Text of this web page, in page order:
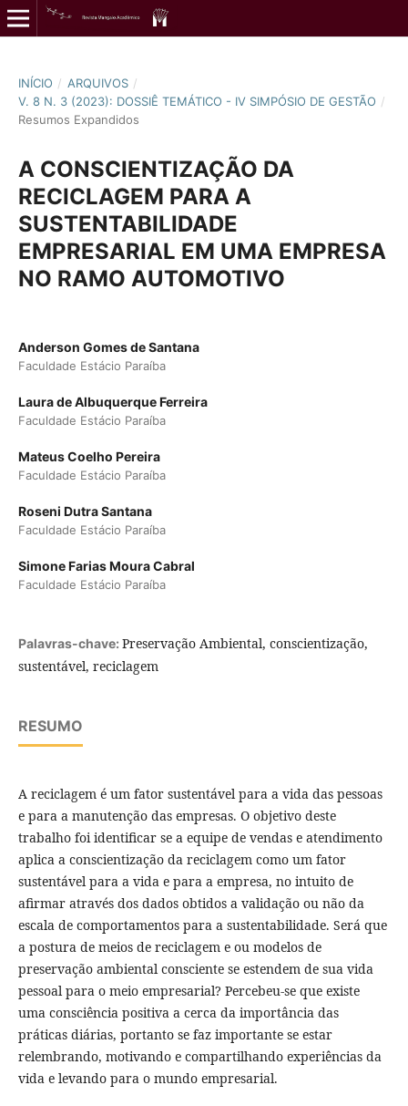
INÍCIO / ARQUIVOS /
V. 8 N. 3 (2023): DOSSIÊ TEMÁTICO - IV SIMPÓSIO DE GESTÃO /
Resumos Expandidos
A CONSCIENTIZAÇÃO DA
RECICLAGEM PARA A
SUSTENTABILIDADE
EMPRESARIAL EM UMA EMPRESA
NO RAMO AUTOMOTIVO
Anderson Gomes de Santana
Faculdade Estácio Paraíba
Laura de Albuquerque Ferreira
Faculdade Estácio Paraíba
Mateus Coelho Pereira
Faculdade Estácio Paraíba
Roseni Dutra Santana
Faculdade Estácio Paraíba
Simone Farias Moura Cabral
Faculdade Estácio Paraíba
Palavras-chave: Preservação Ambiental, conscientização,
sustentável, reciclagem
RESUMO
A reciclagem é um fator sustentável para a vida das pessoas
e para a manutenção das empresas. O objetivo deste
trabalho foi identificar se a equipe de vendas e atendimento
aplica a conscientização da reciclagem como um fator
sustentável para a vida e para a empresa, no intuito de
afirmar através dos dados obtidos a validação ou não da
escala de comportamentos para a sustentabilidade. Será que
a postura de meios de reciclagem e ou modelos de
preservação ambiental consciente se estendem de sua vida
pessoal para o meio empresarial? Percebeu-se que existe
uma consciência positiva a cerca da importância das
práticas diárias, portanto se faz importante se estar
relembrando, motivando e compartilhando experiências da
vida e levando para o mundo empresarial.